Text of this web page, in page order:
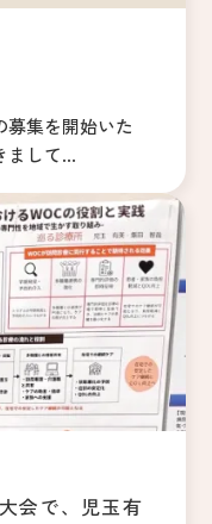
募集を開始いた
まして...
会で、児玉有